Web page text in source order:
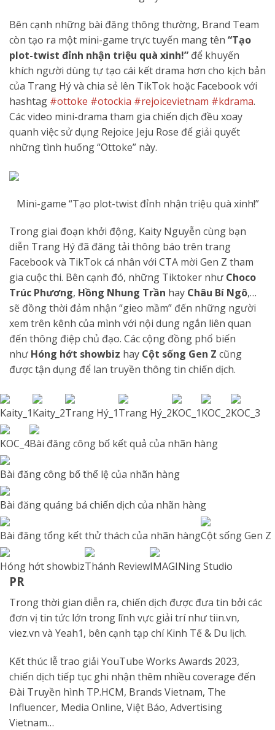
Bên cạnh những bài đăng thông thường, Brand Team
còn tạo ra một mini-game trực tuyến mang tên “Tạo
plot-twist đỉnh nhận triệu quà xinh!” để khuyến
khích người dùng tự tạo cái kết drama hơn cho kịch bản
của Trang Hý và chia sẻ lên TikTok hoặc Facebook với
hashtag #ottoke #otockia #rejoicevietnam #kdrama.
Các video mini-drama tham gia chiến dịch đều xoay
quanh việc sử dụng Rejoice Jeju Rose để giải quyết
những tình huống “Ottoke” này.
Mini-game “Tạo plot-twist đỉnh nhận triệu quà xinh!”
Trong giai đoạn khởi động, Kaity Nguyễn cùng bạn
diễn Trang Hý đã đăng tải thông báo trên trang
Facebook và TikTok cá nhân với CTA mời Gen Z tham
gia cuộc thi. Bên cạnh đó, những Tiktoker như Choco
Trúc Phương, Hồng Nhung Trần hay Châu Bí Ngô,…
sẽ đồng thời đảm nhận “gieo mầm” đến những người
xem trên kênh của mình với nội dung ngắn liên quan
đến thông điệp chủ đạo. Các cộng đồng phổ biến
như Hóng hớt showbiz hay Cột sống Gen Z cũng
được tận dụng để lan truyền thông tin chiến dịch.
Kaity_1Kaity_2Trang Hý_1Trang Hý_2KOC_1KOC_2KOC_3
KOC_4Bài đăng công bố kết quả của nhãn hàng
Bài đăng công bố thể lệ của nhãn hàng
Bài đăng quáng bá chiến dịch của nhãn hàng
Bài đăng tổng kết thử thách của nhãn hàngCột sống Gen Z
Hóng hớt showbizThánh ReviewIMAGINing Studio
PR
Trong thời gian diễn ra, chiến dịch được đưa tin bởi các
đơn vị tin tức lớn trong lĩnh vực giải trí như tiin.vn,
viez.vn và Yeah1, bên cạnh tạp chí Kinh Tế & Du lịch.
Kết thúc lễ trao giải YouTube Works Awards 2023,
chiến dịch tiếp tục ghi nhận thêm nhiều coverage đến
Đài Truyền hình TP.HCM, Brands Vietnam, The
Influencer, Media Online, Việt Báo, Advertising
Vietnam…